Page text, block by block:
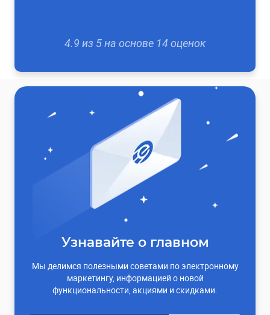
4.9 из 5на основе 14 оценок
Узнавайте о главном
Мы делимся полезными советами по электронному
маркетингу, информацией о новой
функциональности, акциями и скидками.